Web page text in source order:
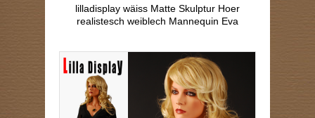
lilladisplay wäiss Matte Skulptur Hoer
realistesch weiblech Mannequin Eva